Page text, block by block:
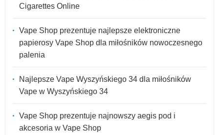
Cigarettes Online
Vape Shop prezentuje najlepsze elektroniczne
papierosy Vape Shop dla miłośników nowoczesnego
palenia
Najlepsze Vape Wyszyńskiego 34 dla miłośników
Vape w Wyszyńskiego 34
Vape Shop prezentuje najnowszy aegis pod i
akcesoria w Vape Shop